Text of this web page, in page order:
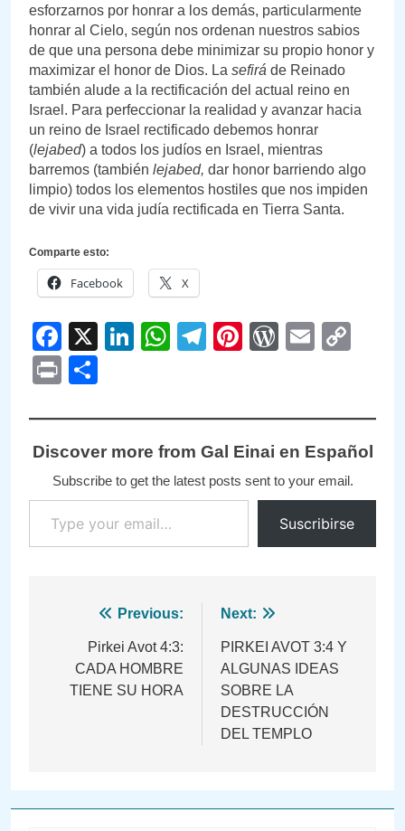
esforzarnos por honrar a los demás, particularmente
honrar al Cielo, según nos ordenan nuestros sabios
de que una persona debe minimizar su propio honor y
maximizar el honor de Dios. La sefirá de Reinado
también alude a la rectificación del actual reino en
Israel. Para perfeccionar la realidad y avanzar hacia
un reino de Israel rectificado debemos honrar
(lejabed) a todos los judíos en Israel, mientras
barremos (también lejabed, dar honor barriendo algo
limpio) todos los elementos hostiles que nos impiden
de vivir una vida judía rectificada en Tierra Santa.
Comparte esto:
Facebook X
Facebook
X LinkedIn
WhatsApp
Telegram
Pinterest
Email
Print
Discover more from Gal Einai en Español
Subscribe to get the latest posts sent to your email.
Type your email…
Suscribirse
Navegación
entradas
Previous:
Pirkei Avot 4:3:
CADA HOMBRE
TIENE SU HORA
Next:
PIRKEI AVOT 3:4 Y
ALGUNAS IDEAS
SOBRE LA
DESTRUCCIÓN
DEL TEMPLO